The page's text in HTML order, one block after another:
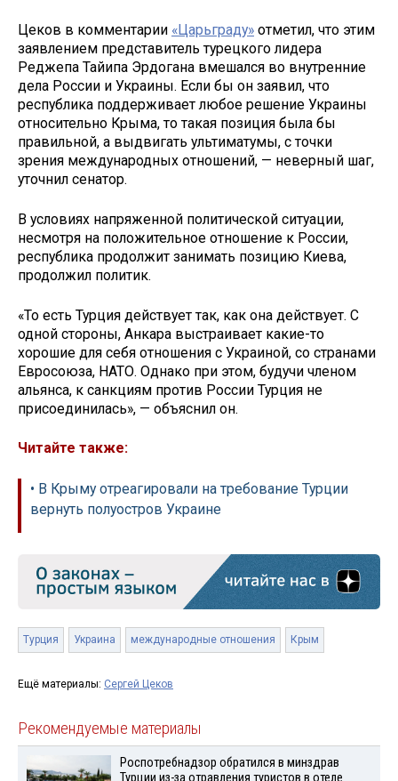
Цеков в комментарии «Царьграду» отметил, что этим
заявлением представитель турецкого лидера
Реджепа Тайипа Эрдогана вмешался во внутренние
дела России и Украины. Если бы он заявил, что
республика поддерживает любое решение Украины
относительно Крыма, то такая позиция была бы
правильной, а выдвигать ультиматумы, с точки
зрения международных отношений, — неверный шаг,
уточнил сенатор.
В условиях напряженной политической ситуации,
несмотря на положительное отношение к России,
республика продолжит занимать позицию Киева,
продолжил политик.
«То есть Турция действует так, как она действует. С
одной стороны, Анкара выстраивает какие-то
хорошие для себя отношения с Украиной, со странами
Евросоюза, НАТО. Однако при этом, будучи членом
альянса, к санкциям против России Турция не
присоединилась», — объяснил он.
Читайте также:
• В Крыму отреагировали на требование Турции
вернуть полуостров Украине
Турция Украина международные отношения Крым
Ещё материалы: Сергей Цеков
Рекомендуемые материалы
Роспотребнадзор обратился в минздрав